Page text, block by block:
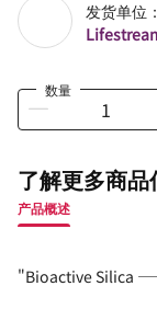
发货单位：
数量
了解更多商品
产品概述
"Bioactive Silica